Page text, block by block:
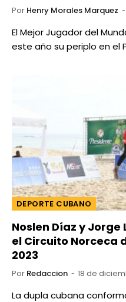
Por Henry Morales Marquez
El Mejor Jugador del
este año su periplo en el
DEPORTE CUBANO
Noslen Díaz y
el Circuito Norceca
2023
Por Redaccion 18 de
La dupla cubana